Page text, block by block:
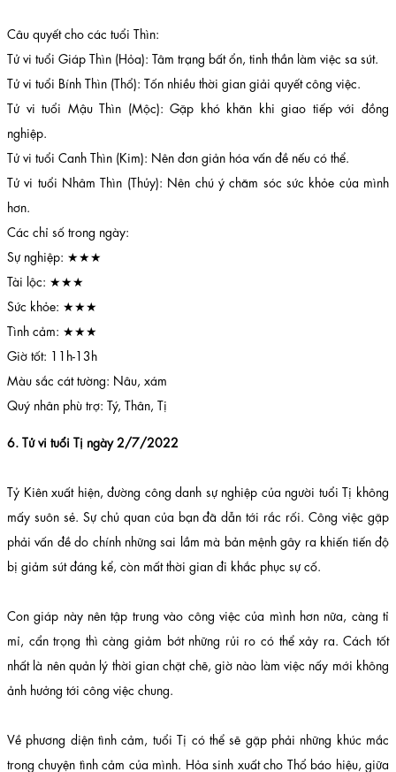
Câu quyết cho các tuổi Thìn:
Tử vi tuổi Giáp Thìn (Hỏa): Tâm trạng bất ổn, tinh thần làm việc sa sút.
Tử vi tuổi Bính Thìn (Thổ): Tốn nhiều thời gian giải quyết công việc.
Tử vi tuổi Mậu Thìn (Mộc): Gặp khó khăn khi giao tiếp với đồng
nghiệp.
Tử vi tuổi Canh Thìn (Kim): Nên đơn giản hóa vấn đề nếu có thể.
Tử vi tuổi Nhâm Thìn (Thủy): Nên chú ý chăm sóc sức khỏe của mình
hơn.
Các chỉ số trong ngày:
Sự nghiệp: ★★★
Tài lộc: ★★★
Sức khỏe: ★★★
Tình cảm: ★★★
Giờ tốt: 11h-13h
Màu sắc cát tường: Nâu, xám
Quý nhân phù trợ: Tý, Thân, Tị
6. Tử vi tuổi Tị ngày 2/7/2022
Tỷ Kiên xuất hiện, đường công danh sự nghiệp của người tuổi Tị không
mấy suôn sẻ. Sự chủ quan của bạn đã dẫn tới rắc rối. Công việc gặp
phải vấn đề do chính những sai lầm mà bản mệnh gây ra khiến tiến độ
bị giảm sút đáng kể, còn mất thời gian đi khắc phục sự cố.
Con giáp này nên tập trung vào công việc của mình hơn nữa, càng tỉ
mỉ, cẩn trọng thì càng giảm bớt những rủi ro có thể xảy ra. Cách tốt
nhất là nên quản lý thời gian chặt chẽ, giờ nào làm việc nấy mới không
ảnh hưởng tới công việc chung.
Về phương diện tình cảm, tuổi Tị có thể sẽ gặp phải những khúc mắc
trong chuyện tình cảm của mình. Hỏa sinh xuất cho Thổ báo hiệu, giữa